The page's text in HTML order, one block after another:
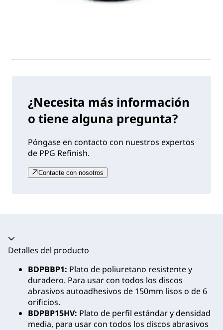
¿Necesita más información
o tiene alguna pregunta?
Póngase en contacto con nuestros expertos
de PPG Refinish.
Contacte con nosotros
Acordeón colapsado
Detalles del producto
BDPBBP1: Plato de poliuretano resistente y
duradero. Para usar con todos los discos
abrasivos autoadhesivos de 150mm lisos o de 6
orificios.
BDPBP15HV: Plato de perfil estándar y densidad
media, para usar con todos los discos abrasivos